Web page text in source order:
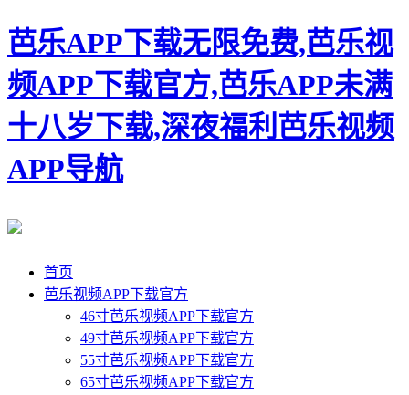
芭乐APP下载无限免费,芭乐视
频APP下载官方,芭乐APP未满
十八岁下载,深夜福利芭乐视频
APP导航
首页
芭乐视频APP下载官方
46寸芭乐视频APP下载官方
49寸芭乐视频APP下载官方
55寸芭乐视频APP下载官方
65寸芭乐视频APP下载官方